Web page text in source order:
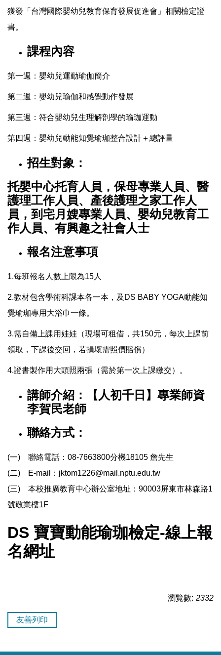
獲發「台灣國際嬰幼兒教育保育發展促進會」相關檢定證
書。
課程內容
第一週：嬰幼兒運動瑜伽簡介
第二週：嬰幼兒瑜伽和感覺動作發展
第三週：符合嬰幼兒生理解剖學的瑜珈運動
第四週：嬰幼兒動能知覺瑜珈整合設計＋總評量
招生對象：
托嬰中心托育人員，保母專業人員、醫
護理工作人員、產後護理之家工作人
員，到宅月嫂專業人員、嬰幼兒教育工
作人員、有興趣之社會人士
報名注意事項
1.每班報名人數上限為15人
2.教材包含學術科課本各一本，及DS BABY YOGA動能知
覺瑜珈專用大浴巾一條。
3.需自備上課用娃娃（現場可租借，共150元，每次上課前
領取，下課後交回，若損壞需照價賠償）
4.證書製作用大頭照兩張（需於第一次上課繳交）。
講師介紹：【⼈初千⽇】專業師資
李賀⺠老師
聯絡⽅式：
(一) 聯絡電話：08-7663800分機18105 詹先生
(二) E-mail：jktom1226@mail.nptu.edu.tw
(三) 本校推廣教育中心辦公室地址：90003屏東市林森路1
號敬業樓1F
DS 寶寶動能瑜珈檢定-線上報
名網址
瀏覽數: 2332
友善列印